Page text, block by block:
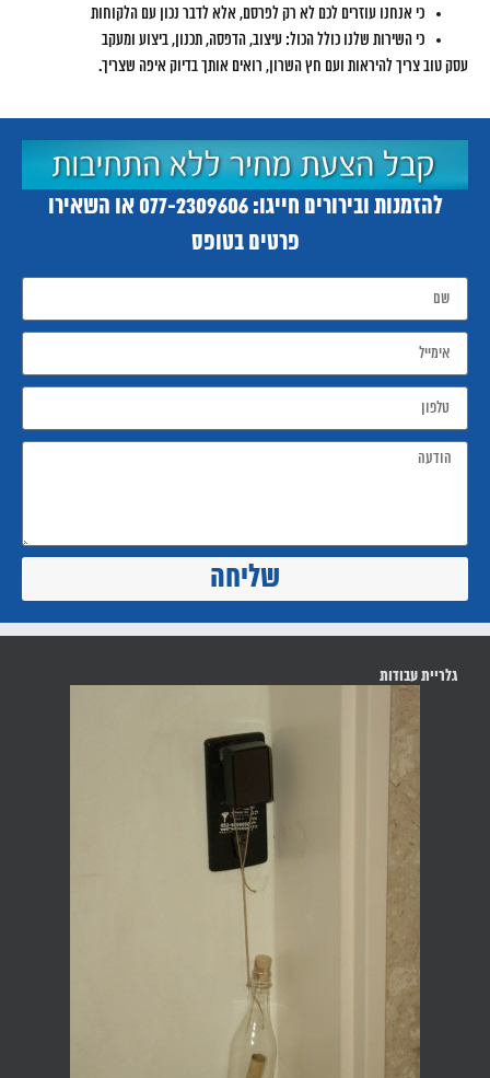
כי אנחנו עוזרים לכם לא רק לפרסם, אלא לדבר נכון עם הלקוחות
כי השירות שלנו כולל הכול: עיצוב, הדפסה, תכנון, ביצוע ומעקב
עסק טוב צריך להיראות ועם חץ השרון, רואים אותך בדיוק איפה שצריך.
להזמנות ובירורים חייגו:077-2309606או השאירו
פרטים בטופס
שליחה
גלריית עבודות